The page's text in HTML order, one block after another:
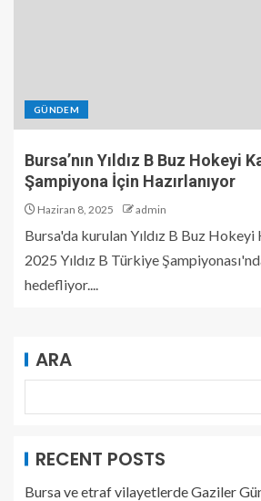
GÜNDEM
Bursa’nın Yıldız B Buz Hokeyi
Şampiyona İçin Hazırlanıyor
Haziran 8, 2025 admin
Bursa'da kurulan Yıldız B Buz
2025 Yıldız B Türkiye
hedefliyor....
ARA
RECENT POSTS
Bursa ve etraf vilayetlerde Gaziler